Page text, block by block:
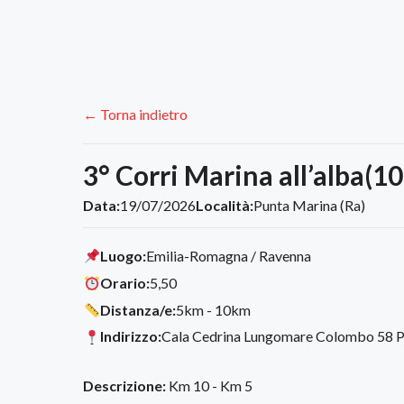
← Torna indietro
3° Corri Marina
Data:19/07/2026Località:Punta Marina (Ra)
Luogo:Emilia-Romagna / Ravenna
Orario:5,50
Distanza/e:5km - 10km
Indirizzo:Cala Cedrina Lungomare Colombo 58
Descrizione: Km 10 - Km 5